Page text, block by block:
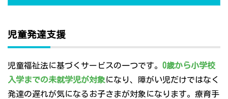
児童発達支援
児童福祉法に基づくサービスの一つです。 0歳から小学校
入学までの未就学児が対象になり、障がい児だけではなく
発達の遅れが気になるお子さまが対象になります。療育手